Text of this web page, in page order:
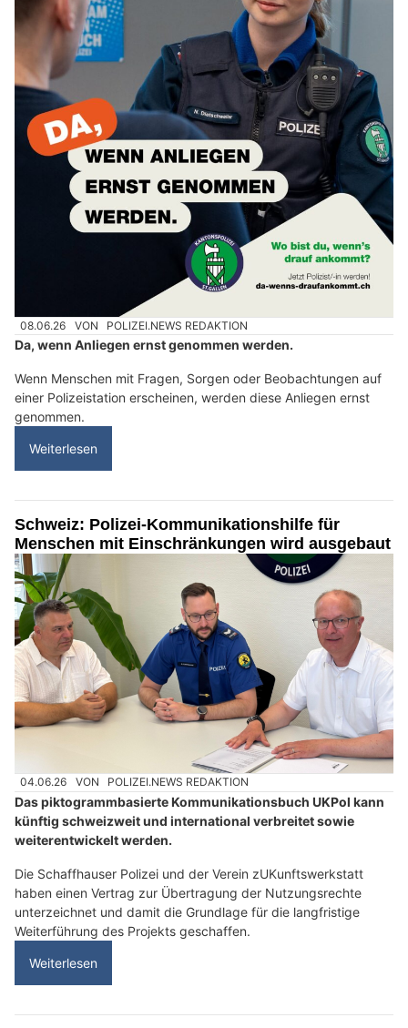
08.06.26 VON POLIZEI.NEWS REDAKTION
Da, wenn Anliegen ernst genommen werden.
Wenn Menschen mit Fragen, Sorgen oder Beobachtungen auf
einer Polizeistation erscheinen, werden diese Anliegen ernst
genommen.
Weiterlesen
Schweiz: Polizei-Kommunikationshilfe für
Menschen mit Einschränkungen wird ausgebaut
04.06.26 VON POLIZEI.NEWS REDAKTION
Das piktogrammbasierte Kommunikationsbuch UKPol kann
künftig schweizweit und international verbreitet sowie
weiterentwickelt werden.
Die Schaffhauser Polizei und der Verein zUKunftswerkstatt
haben einen Vertrag zur Übertragung der Nutzungsrechte
unterzeichnet und damit die Grundlage für die langfristige
Weiterführung des Projekts geschaffen.
Weiterlesen